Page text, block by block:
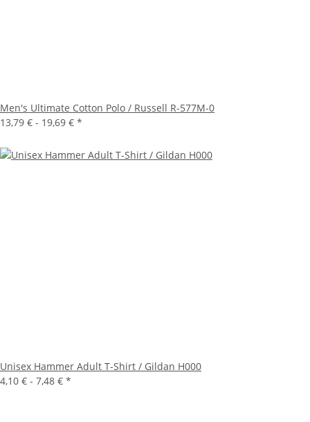
Men's Ultimate Cotton Polo / Russell R-577M-0
13,79 € - 19,69 € *
Unisex Hammer Adult T-Shirt / Gildan H000
4,10 € - 7,48 € *